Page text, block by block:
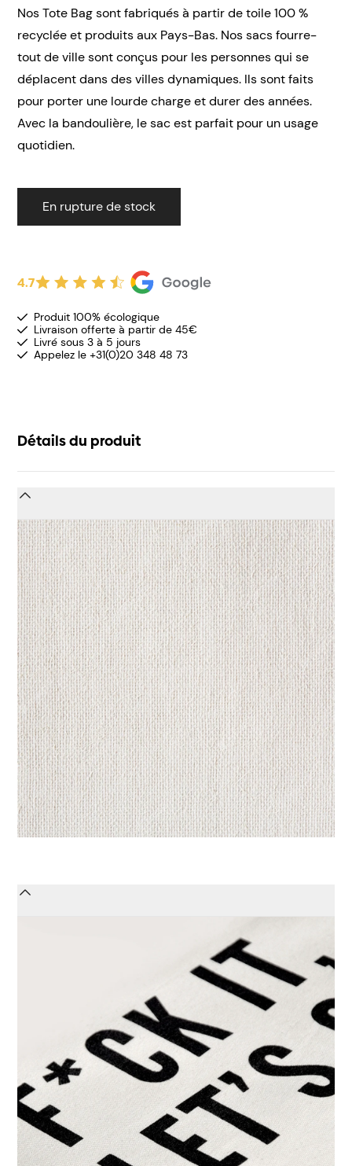
Nos Tote Bag sont fabriqués à partir de toile 100 %
recyclée et produits aux Pays-Bas. Nos sacs fourre-
tout de ville sont conçus pour les personnes qui se
déplacent dans des villes dynamiques. Ils sont faits
pour porter une lourde charge et durer des années.
Avec la bandoulière, le sac est parfait pour un usage
quotidien.
En rupture de stock
4.7
Produit 100% écologique
Livraison offerte à partir de 45€
Livré sous 3 à 5 jours
Appelez le +31(0)20 348 48 73
Détails du produit